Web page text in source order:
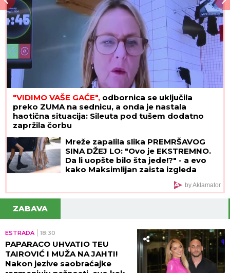
"VIDIMO VAŠE GAĆE", odbornica se uključila
preko ZUMA na sednicu, a onda je nastala
haotična situacija: Sileuta pod tušem dodatno
zapržila čorbu
Mreže zapalila slika PREMRŠAVOG
SINA DŽEJ LO: "Ovo je EKSTREMNO.
Da li uopšte bilo šta jede!?" - a evo
kako Maksimlijan zaista izgleda
uživo, na paparaco fotkama nema ni
fotošopa ni veštačke intelig
by Aklamator
ZABAVA
ESTRADA 18:30
PAPARACO UHVATIO TEU
TAIROVIĆ I MUŽA NA JAHTI!
Nakon jezive saobraćajke